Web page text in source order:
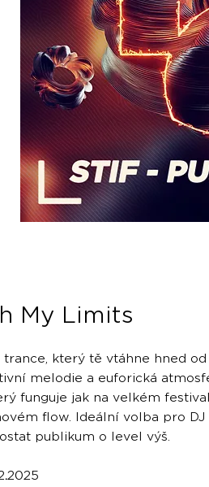
My Limits
který tě vtáhne hned
melodie a euforická
funguje jak na velkém
flow. Ideální volba pro DJ
publikum o level výš.
.2025